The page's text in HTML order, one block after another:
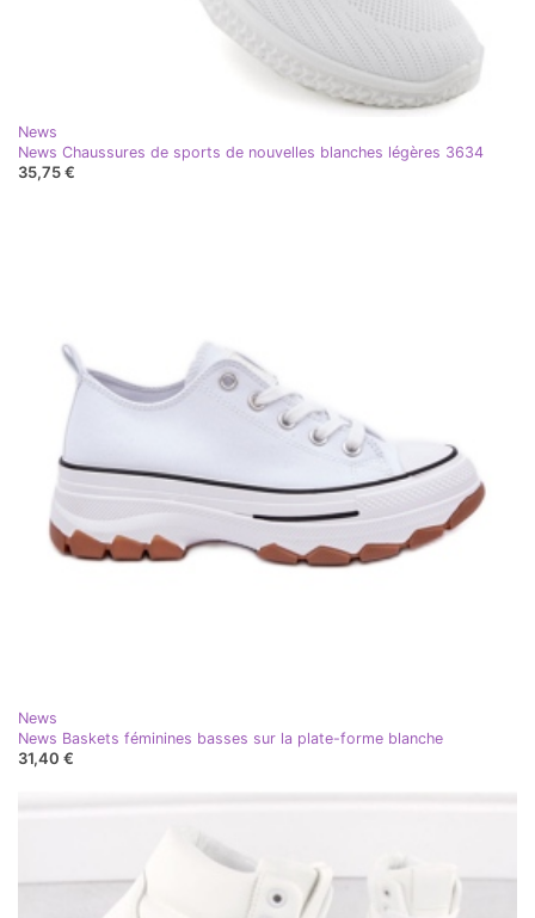
News
News Chaussures de sports de nouvelles blanches légères 3634
35,75 €
News
News Baskets féminines basses sur la plate-forme blanche
31,40 €